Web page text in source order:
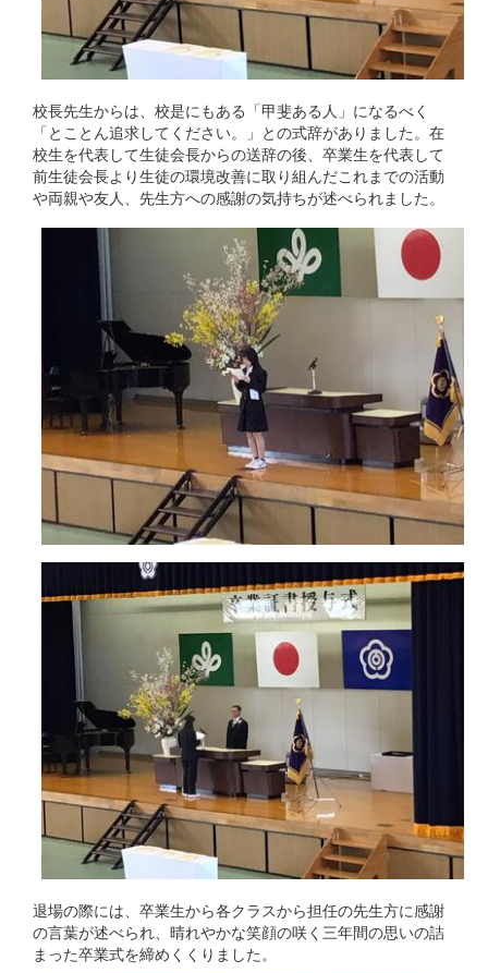
校長先生からは、校是にもある「甲斐ある人」になるべく
「とことん追求してください。」との式辞がありました。在
校生を代表して生徒会長からの送辞の後、卒業生を代表して
前生徒会長より生徒の環境改善に取り組んだこれまでの活動
や両親や友人、先生方への感謝の気持ちが述べられました。
退場の際には、卒業生から各クラスから担任の先生方に感謝
の言葉が述べられ、晴れやかな笑顔の咲く三年間の思いの詰
まった卒業式を締めくくりました。